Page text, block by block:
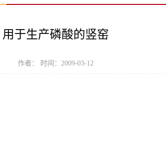
用于生产磷酸的竖窑
作者： 时间：2009-03-12